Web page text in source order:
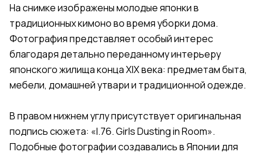
На снимке изображены молодые японки в
традиционных кимоно во время уборки дома.
Фотография представляет особый интерес
благодаря детально переданному интерьеру
японского жилища конца XIX века: предметам быта,
мебели, домашней утвари и традиционной одежде.
В правом нижнем углу присутствует оригинальная
подпись сюжета: «I.76. Girls Dusting in Room».
Подобные фотографии создавались в Японии для